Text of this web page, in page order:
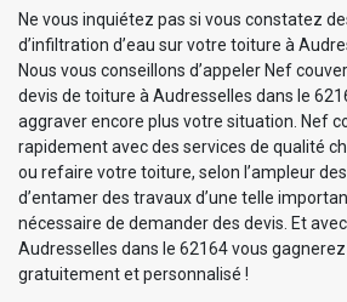
Ne vous inquiétez pas si vous constatez
d’infiltration d’eau sur votre toiture à
Nous vous conseillons d’appeler Nef
devis de toiture à Audresselles dans le
aggraver encore plus votre situation. Nef
rapidement avec des services de qualité
ou refaire votre toiture, selon l’ampleur
d’entamer des travaux d’une telle
nécessaire de demander des devis. Et
Audresselles dans le 62164 vous
gratuitement et personnalisé !